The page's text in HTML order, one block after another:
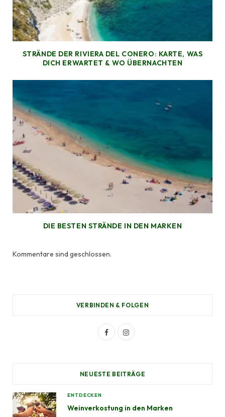
STRÄNDE DER RIVIERA DEL CONERO: KARTE, WAS
DICH ERWARTET & WO ÜBERNACHTEN
DIE BESTEN STRÄNDE IN DEN MARKEN
Kommentare sind geschlossen.
VERBINDEN & FOLGEN
F
I
NEUESTE BEITRÄGE
ENTDECKEN
Weinverkostung in den Marken